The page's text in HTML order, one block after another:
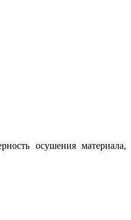
осушения материала,